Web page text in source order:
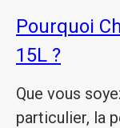
Pourquoi
15L ?
Que vous
particulier, la